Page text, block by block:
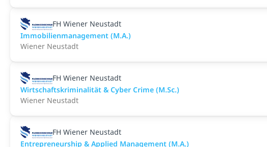
FH Wiener Neustadt
Immobilienmanagement (M.A.)
Wiener Neustadt
FH Wiener Neustadt
Wirtschaftskriminalität & Cyber Crime (M.Sc.)
Wiener Neustadt
FH Wiener Neustadt
Entrepreneurship & Applied Management (M.A.)